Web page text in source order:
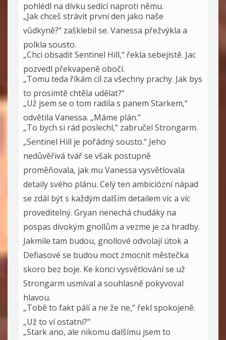
pohlédl na dívku sedící naproti němu.
„Jak chceš strávit první den jako naše
vůdkyně?“ zašklebil se. Vanessa přežvýkla a
polkla sousto.
„Chci obsadit Sentinel Hill,“ řekla sebejistě. Jac
pozvedl překvapeně obočí.
„Tomu teda říkám cíl za všechny prachy. Jak bys
to prosimtě chtěla udělat?“
„Už jsem se o tom radila s panem Starkem,“
odvětila Vanessa. „Máme plán.“
„To bych si rád poslechl,“ zabručel Strongarm.
„Sentinel Hill je pořádný sousto.“ Jeho
nedůvěřivá tvář se však postupně
proměňovala, jak mu Vanessa vysvětlovala
detaily svého plánu. Celý ten ambiciózní nápad
se zdál být s každým dalším detailem víc a víc
proveditelný. Gryan nenechá chudáky na
pospas divokým gnollům a vezme je za hradby.
Jakmile tam budou, gnollové odvolají útok a
Defiasové se budou moct zmocnit městečka
skoro bez boje. Ke konci vysvětlování se už
Strongarm usmíval a souhlasně pokyvoval
hlavou.
„Tobě to fakt pálí a ne že ne,“ řekl spokojeně.
„Už to ví ostatní?“
„Stark ano, ale nikomu dalšímu jsem to